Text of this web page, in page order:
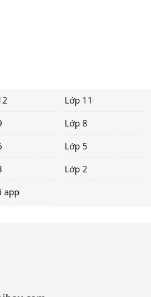
Lớp 11
Lớp 8
Lớp 5
Lớp 2
app